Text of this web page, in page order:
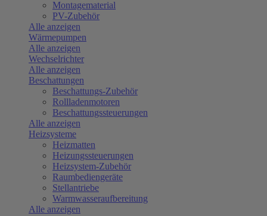
Montagematerial
PV-Zubehör
Alle anzeigen
Wärmepumpen
Alle anzeigen
Wechselrichter
Alle anzeigen
Beschattungen
Beschattungs-Zubehör
Rollladenmotoren
Beschattungssteuerungen
Alle anzeigen
Heizsysteme
Heizmatten
Heizungssteuerungen
Heizsystem-Zubehör
Raumbediengeräte
Stellantriebe
Warmwasseraufbereitung
Alle anzeigen